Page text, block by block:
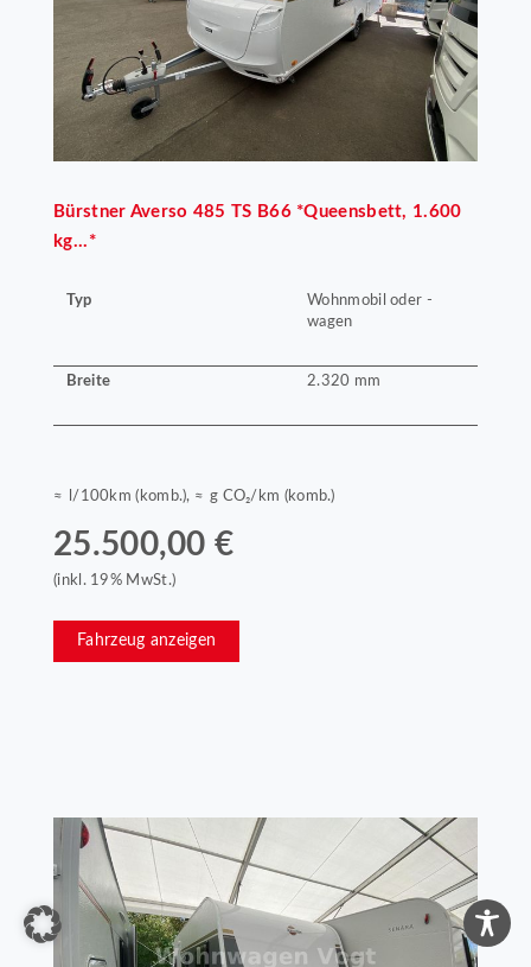
Bürstner Averso 485 TS B66 *Queensbett, 1.600
kg...*
Typ
Wohnmobil oder -
wagen
Breite 2.320 mm
≈ l/100km (komb.), ≈ g CO₂/km (komb.)
25.500,00 €
(inkl. 19% MwSt.)
Fahrzeug anzeigen